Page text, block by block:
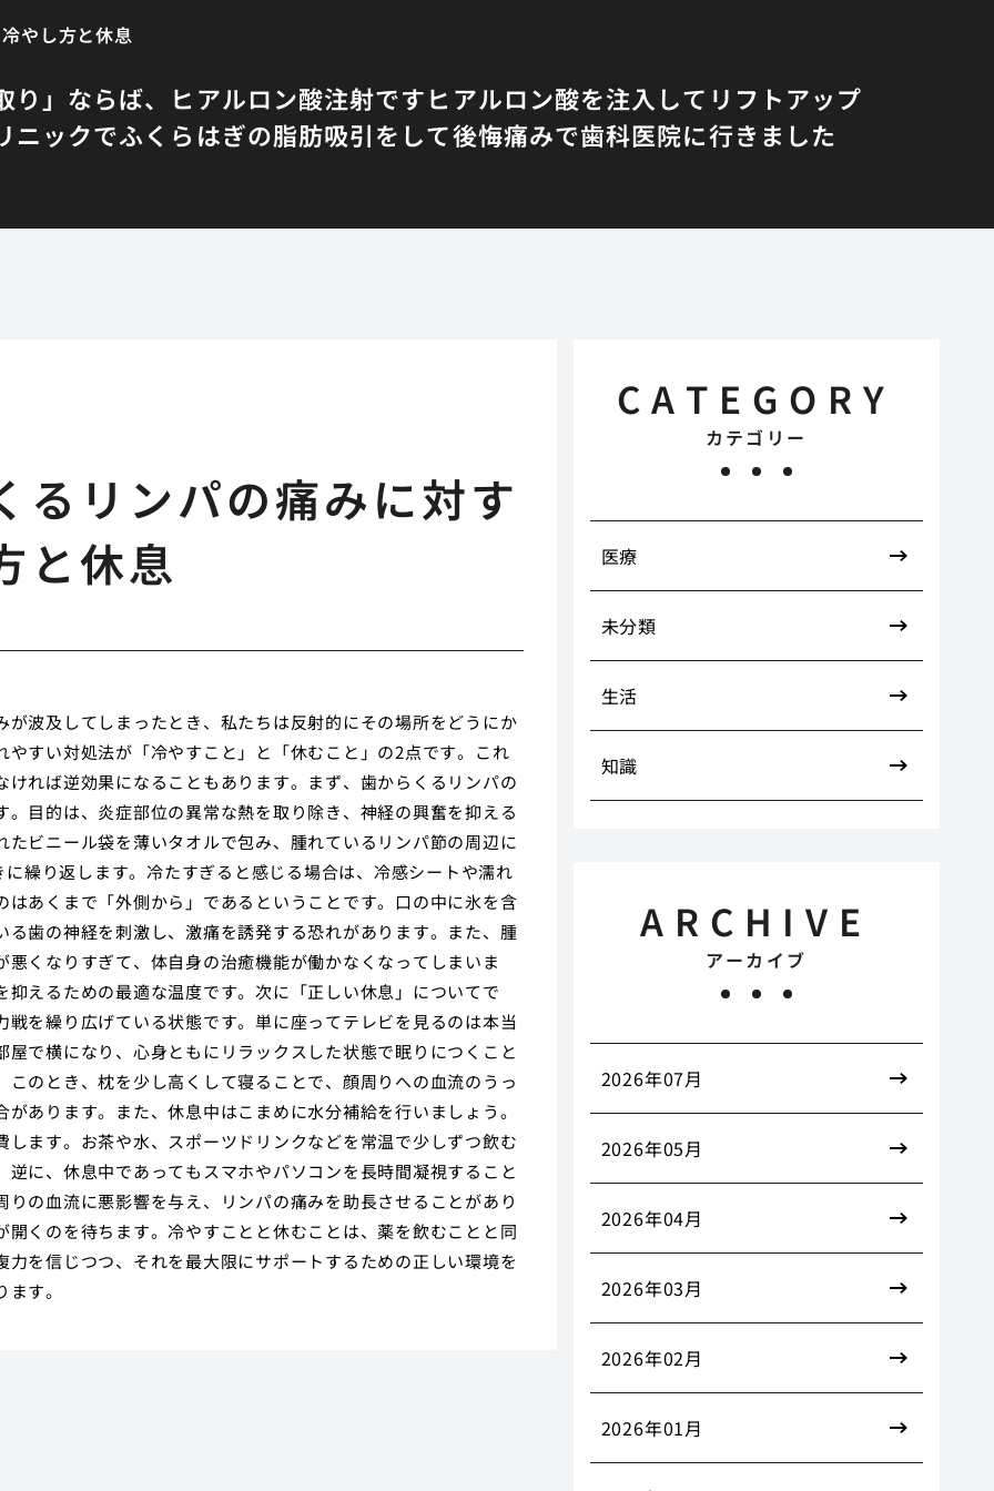
やし方と休息
り」ならば、ヒアルロン酸注射ですヒアルロン酸を注入してリフトアップ
ニックでふくらはぎの脂肪吸引をして後悔痛みで歯科医院に行きました
るリンパの痛みに対す
と休息
波及してしまったとき、私たちは反射的にその場所をどうにか
すい対処法が「冷やすこと」と「休むこと」の2点です。これ
れば逆効果になることもあります。まず、歯からくるリンパの
目的は、炎症部位の異常な熱を取り除き、神経の興奮を抑える
ビニール袋を薄いタオルで包み、腫れているリンパ節の周辺に
繰り返します。冷たすぎると感じる場合は、冷感シートや濡れ
あくまで「外側から」であるということです。口の中に氷を含
歯の神経を刺激し、激痛を誘発する恐れがあります。また、腫
くなりすぎて、体自身の治癒機能が働かなくなってしまいま
えるための最適な温度です。次に「正しい休息」についてで
を繰り広げている状態です。単に座ってテレビを見るのは本当
で横になり、心身ともにリラックスした状態で眠りにつくこと
のとき、枕を少し高くして寝ることで、顔周りへの血流のうっ
あります。また、休息中はこまめに水分補給を行いましょう。
ます。お茶や水、スポーツドリンクなどを常温で少しずつ飲む
に、休息中であってもスマホやパソコンを長時間凝視すること
の血流に悪影響を与え、リンパの痛みを助長させることがあり
くのを待ちます。冷やすことと休むことは、薬を飲むことと同
を信じつつ、それを最大限にサポートするための正しい環境を
す。
CATEGORY
カテゴリー
医療
未分類
生活
知識
ARCHIVE
アーカイブ
2026年07月
2026年05月
2026年04月
2026年03月
2026年02月
2026年01月